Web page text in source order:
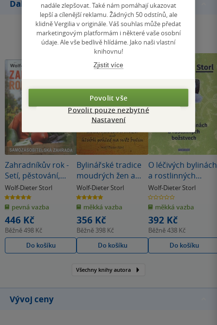
Další knihy autora
Zahradníkův rok -
Setí, pěstování,
sklizeň
Wolf-Dieter Storl
5.0
z
5
hvězdiček
pevná vazba
446 Kč
Běžně498 Kč
Do košíku
Bylinářské tradice
moudrých žen a
mužů aneb hlubší
pohled do světa
bylin
Wolf-Dieter Storl
5.0
z
5
hvězdiček
měkká vazba
356 Kč
Běžně 398 Kč
Do košíku
O léčivých bylinách
a rostlinných
božstvech
Wolf-Dieter Storl
0.0
z
5
hvězdiček
měkká vazba
392 Kč
Běžně438 Kč
Do košíku
Všechny knihy autora
Vývoj ceny
nadále zlepšovat. Také nám pomáhají ukazovat
lepší a cílenější reklamu. Žádných 50 odstínů, ale
klidně Vergilia v originále. Váš souhlas může předat
marketingovým platformám i některé vaše osobní
údaje. Ale vše bedlivě hlídáme. Jako naši vlastní
knihovnu!
Zjistit více
Povolit vše
Povolit pouze nezbytné
Nastavení